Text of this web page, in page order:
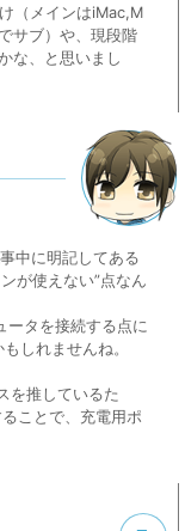
（メインはiMac,M
サブ）や、現段階
な、と思いまし
中に明記してある
が使えない”点なん
ータを接続する点に
しれませんね。
を推しているた
ことで、充電用ポ